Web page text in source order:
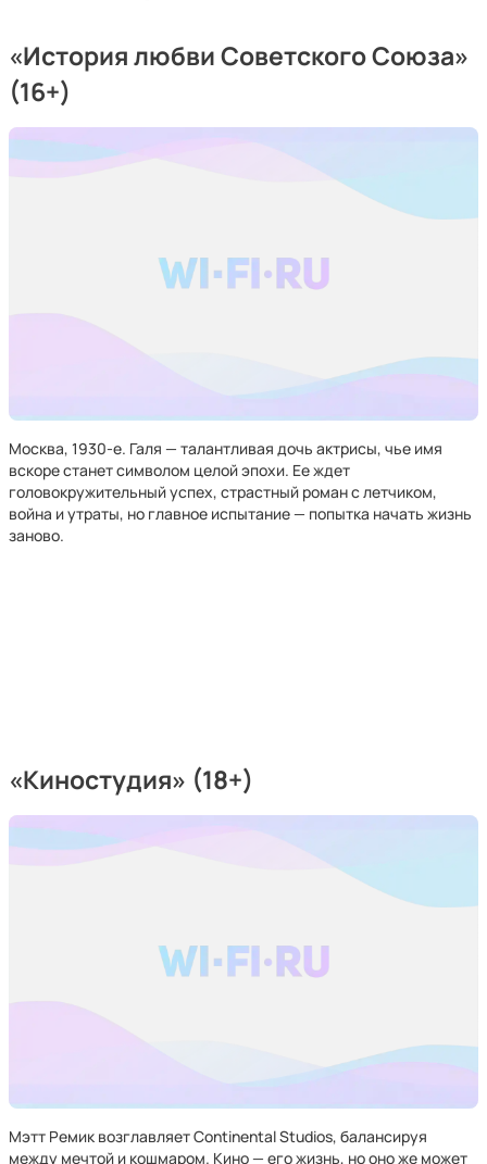
«История любви Советского Союза»
(16+)
Москва, 1930-е. Галя — талантливая дочь актрисы, чье имя
вскоре станет символом целой эпохи. Ее ждет
головокружительный успех, страстный роман с летчиком,
война и утраты, но главное испытание — попытка начать жизнь
заново.
«Киностудия» (18+)
Мэтт Ремик возглавляет Continental Studios, балансируя
между мечтой и кошмаром. Кино — его жизнь, но оно же может